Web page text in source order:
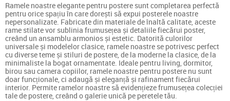
Ramele noastre elegante pentru postere sunt completarea perfectă
pentru orice spațiu în care dorești să expui posterele noastre
nepersonalizate. Fabricate din materiale de înaltă calitate, aceste
rame stilate vor sublinia frumusețea și detaliile fiecărui poster,
creând un ansamblu armonios și estetic. Datorită culorilor
universale și modelelor clasice, ramele noastre se potrivesc perfect
cu diverse teme și stiluri de postere, de la moderne la clasice, de la
minimaliste la bogat ornamentate. Ideale pentru living, dormitor,
birou sau camera copiilor, ramele noastre pentru postere nu sunt
doar funcționale, ci adaugă și eleganță și rafinament fiecărui
interior. Permite ramelor noastre să evidențieze frumusețea colecției
tale de postere, creând o galerie unică pe peretele tău.